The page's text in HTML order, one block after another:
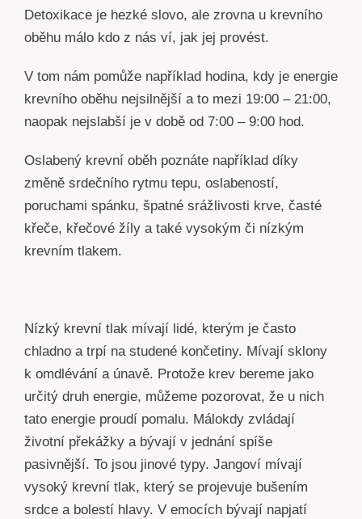
Detoxikace je hezké slovo, ale zrovna u krevního
oběhu málo kdo z nás ví, jak jej provést.
V tom nám pomůže například hodina, kdy je energie
krevního oběhu nejsilnější a to mezi 19:00 – 21:00,
naopak nejslabší je v době od 7:00 – 9:00 hod.
Oslabený krevní oběh poznáte například díky
změně srdečního rytmu tepu, oslabeností,
poruchami spánku, špatné srážlivosti krve, časté
křeče, křečové žíly a také vysokým či nízkým
krevním tlakem.
Nízký krevní tlak mívají lidé, kterým je často
chladno a trpí na studené končetiny. Mívají sklony
k omdlévání a únavě. Protože krev bereme jako
určitý druh energie, můžeme pozorovat, že u nich
tato energie proudí pomalu. Málokdy zvládají
životní překážky a bývají v jednání spíše
pasivnější. To jsou jinové typy. Jangoví mívají
vysoký krevní tlak, který se projevuje bušením
srdce a bolestí hlavy. V emocích bývají napjatí